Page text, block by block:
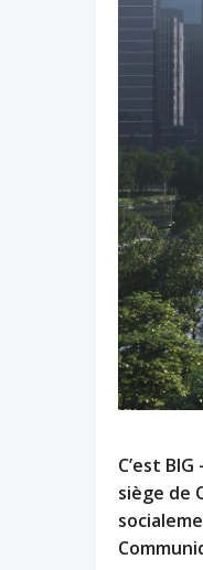
C’est
siège de